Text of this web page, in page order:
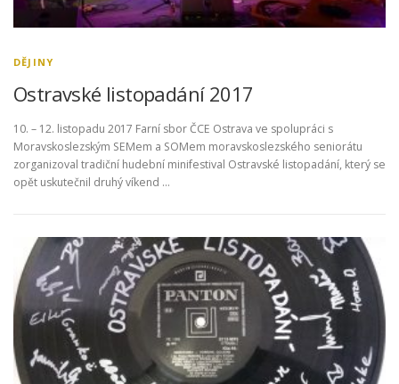
DĚJINY
Ostravské listopadání 2017
10. – 12. listopadu 2017 Farní sbor ČCE Ostrava ve spolupráci s
Moravskoslezským SEMem a SOMem moravskoslezského seniorátu
zorganizoval tradiční hudební minifestival Ostravské listopadání, který se
opět uskutečnil druhý víkend …